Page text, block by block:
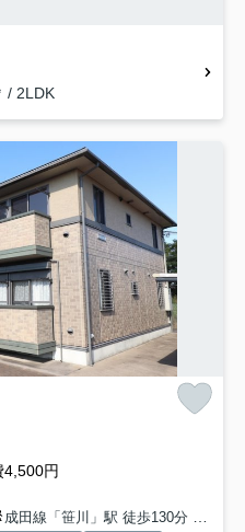
/ 2LDK
円
成田線「笹川」駅 徒歩130分 成田